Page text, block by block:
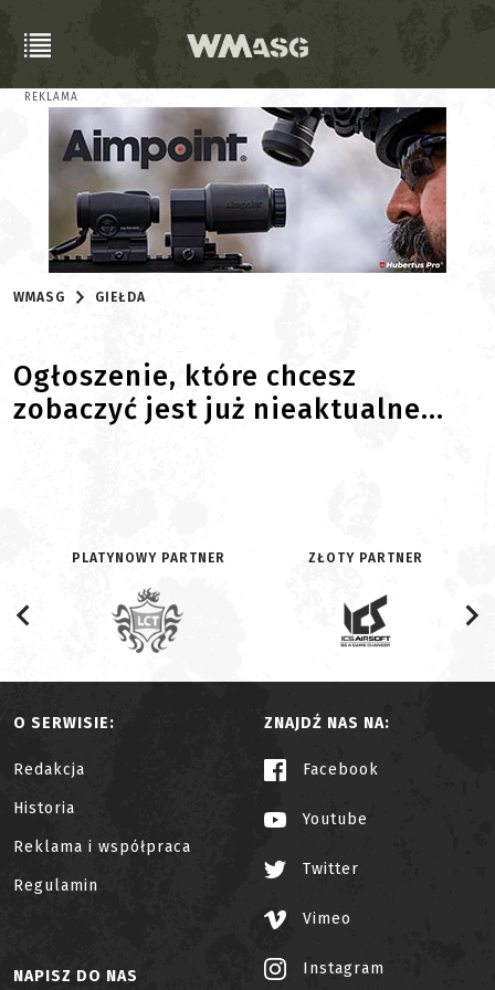
REKLAMA
WMASG GIEŁDA
Ogłoszenie, które chcesz
zobaczyć jest już nieaktualne...
PLATYNOWY PARTNER ZŁOTY PARTNER
O SERWISIE:
Redakcja
Historia
Reklama i współpraca
Regulamin
ZNAJDŹ NAS NA:
Facebook
Youtube
Twitter
Vimeo
Instagram
NAPISZ DO NAS